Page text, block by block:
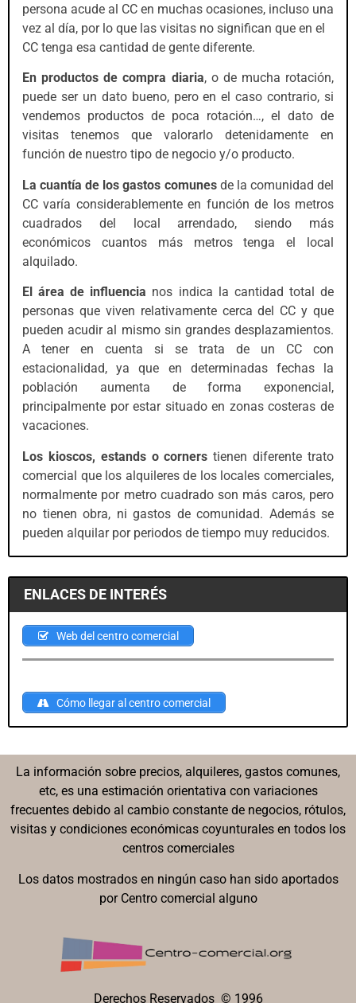
persona acude al CC en muchas ocasiones, incluso una
vez al día, por lo que las visitas no significan que en el
CC tenga esa cantidad de gente diferente.
En productos de compra diaria, o de mucha rotación,
puede ser un dato bueno, pero en el caso contrario, si
vendemos productos de poca rotación…, el dato de
visitas tenemos que valorarlo detenidamente en
función de nuestro tipo de negocio y/o producto.
La cuantía de los gastos comunesde la comunidad del
CC varía considerablemente en función de los metros
cuadrados del local arrendado, siendo más
económicos cuantos más metros tenga el local
alquilado.
El área de influencia nos indica la cantidad total de
personas que viven relativamente cerca del CC y que
pueden acudir al mismo sin grandes desplazamientos.
A tener en cuenta si se trata de un CC con
estacionalidad, ya que en determinadas fechas la
población aumenta de forma exponencial,
principalmente por estar situado en zonas costeras de
vacaciones.
Los kioscos, estands o corners tienen diferente trato
comercial que los alquileres de los locales comerciales,
normalmente por metro cuadrado son más caros, pero
no tienen obra, ni gastos de comunidad. Además se
pueden alquilar por periodos de tiempo muy reducidos.
ENLACES DE INTERÉS
Web del centro comercial
Cómo llegar al centro comercial
La información sobre precios, alquileres, gastos comunes,
etc, es una estimación orientativa con variaciones
frecuentes debido al cambio constante de negocios, rótulos,
visitas y condiciones económicas coyunturales en todos los
centros comerciales
Los datos mostrados en ningún caso han sido aportados
por Centro comercial alguno
Derechos Reservados © 1996